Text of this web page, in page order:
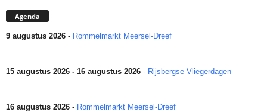
Agenda
9 augustus 2026 - Rommelmarkt Meersel-Dreef
15 augustus 2026 - 16 augustus 2026 - Rijsbergse Vliegerdagen
16 augustus 2026 - Rommelmarkt Meersel-Dreef